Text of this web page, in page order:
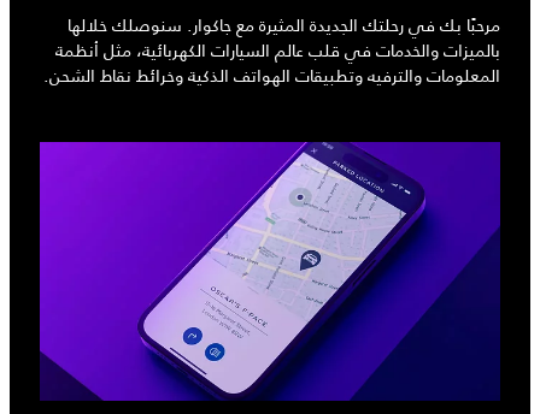
مرحبًا بك في رحلتك الجديدة المثيرة مع جاكوار. سنوصلك خلالها
بالميزات والخدمات في قلب عالم السيارات الكهربائية، مثل أنظمة
المعلومات والترفيه وتطبيقات الهواتف الذكية وخرائط نقاط الشحن.